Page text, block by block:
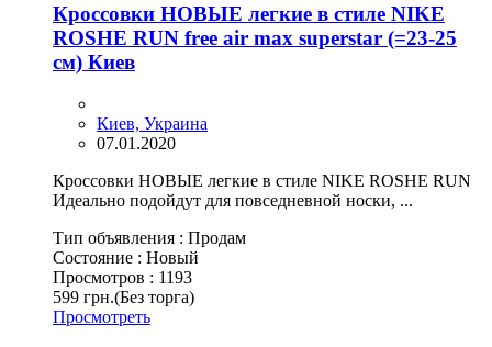
Кроссовки НОВЫЕ легкие в стиле NIKE
ROSHE RUN free air max superstar (=23-25
см) Киев
Киев, Украина
07.01.2020
Кроссовки НОВЫЕ легкие в стиле NIKE ROSHE RUN
Идеально подойдут для повседневной носки, ...
Тип объявления : Продам
Состояние : Новый
Просмотров : 1193
599 грн.(Без торга)
Просмотреть